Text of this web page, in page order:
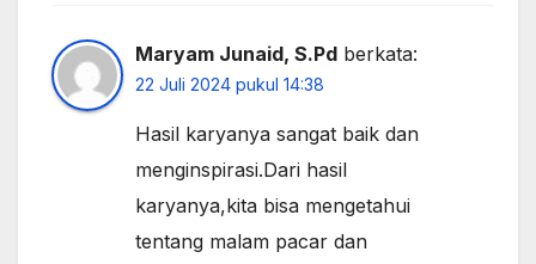
Maryam Junaid, S.Pd berkata:
22 Juli 2024 pukul 14:38
Hasil karyanya sangat baik dan
menginspirasi.Dari hasil
karyanya,kita bisa mengetahui
tentang malam pacar dan